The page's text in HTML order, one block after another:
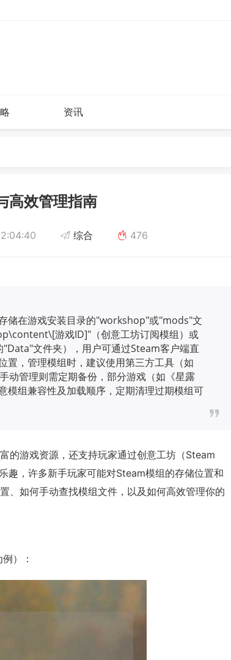
资讯
高效管理指南
综合 476
储在游戏安装目录的"workshop"或"mods"文
游戏ID]"（创意工坊订阅模组）或
文件夹），用户可通过Steam客户端直
置，管理模组时，建议使用第三方工具（如
管理则需定期备份，部分游戏（如《星露
模组兼容性及加载顺序，定期清理过期模组可
的游戏资源，还支持玩家通过创意工坊（Steam
，许多新手玩家可能对Steam模组的存储位置和
、如何手动查找模组文件，以及如何高效管理你的
）：